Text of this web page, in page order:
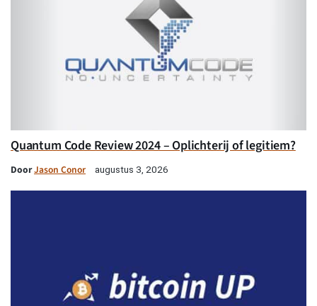
Quantum Code Review 2024 – Oplichterij of legitiem?
DoorJason Conor augustus 3, 2026